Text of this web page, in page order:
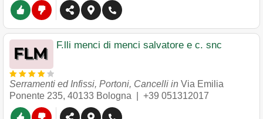
F.lli menci di menci salvatore e c. snc
Serramenti ed Infissi, Portoni, Cancelli in Via Emilia
Ponente 235, 40133 Bologna +39 051312017